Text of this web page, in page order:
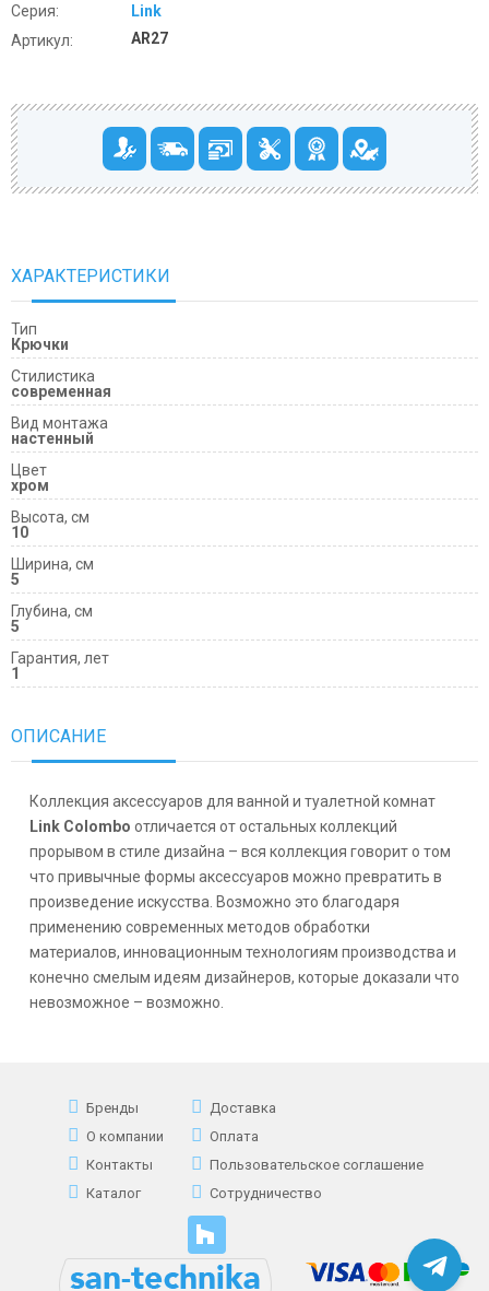
Серия:
Link
Артикул:
AR27
ХАРАКТЕРИСТИКИ
Тип
Крючки
Cтилистика
современная
Вид монтажа
настенный
Цвет
хром
Высота, см
10
Ширина, см
5
Глубина, см
5
Гарантия, лет
1
ОПИСАНИЕ
Коллекция аксессуаров для ванной и туалетной комнат
Link Colombo отличается от остальных коллекций
прорывом в стиле дизайна – вся коллекция говорит о том
что привычные формы аксессуаров можно превратить в
произведение искусства. Возможно это благодаря
применению современных методов обработки
материалов, инновационным технологиям производства и
конечно смелым идеям дизайнеров, которые доказали что
невозможное – возможно.
Бренды
О компании
Контакты
Каталог
Доставка
Оплата
Пользовательское соглашение
Сотрудничество